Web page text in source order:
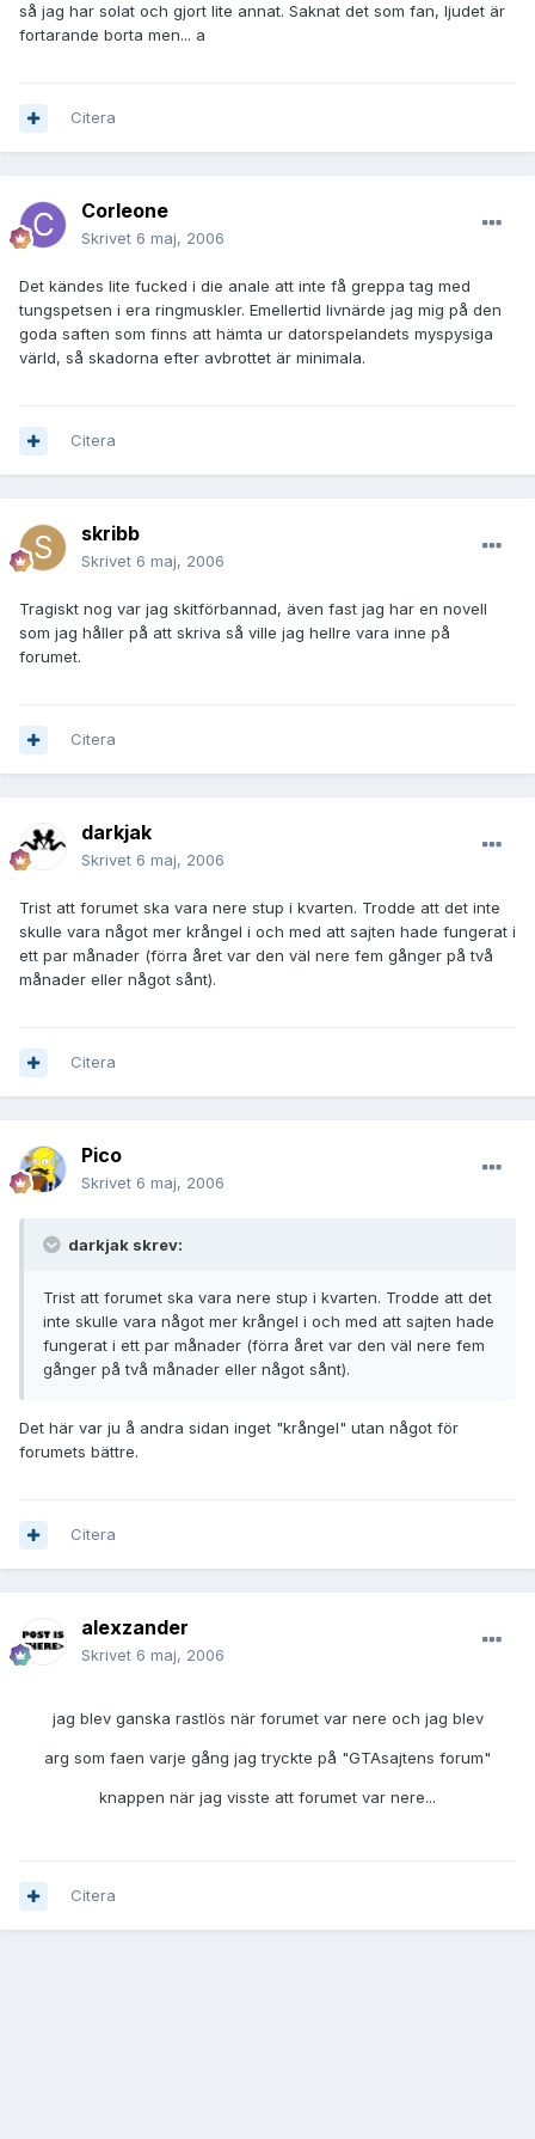
så jag har solat och gjort lite annat. Saknat det som fan, ljudet är
fortarande borta men... a
Citera
Corleone
Skrivet 6 maj, 2006
Det kändes lite fucked i die anale att inte få greppa tag med
tungspetsen i era ringmuskler. Emellertid livnärde jag mig på den
goda saften som finns att hämta ur datorspelandets myspysiga
värld, så skadorna efter avbrottet är minimala.
Citera
skribb
Skrivet 6 maj, 2006
Tragiskt nog var jag skitförbannad, även fast jag har en novell
som jag håller på att skriva så ville jag hellre vara inne på
forumet.
Citera
darkjak
Skrivet 6 maj, 2006
Trist att forumet ska vara nere stup i kvarten. Trodde att det inte
skulle vara något mer krångel i och med att sajten hade fungerat i
ett par månader (förra året var den väl nere fem gånger på två
månader eller något sånt).
Citera
Pico
Skrivet 6 maj, 2006
darkjak skrev:
Trist att forumet ska vara nere stup i kvarten. Trodde att det
inte skulle vara något mer krångel i och med att sajten hade
fungerat i ett par månader (förra året var den väl nere fem
gånger på två månader eller något sånt).
Det här var ju å andra sidan inget "krångel" utan något för
forumets bättre.
Citera
alexzander
Skrivet 6 maj, 2006
jag blev ganska rastlös när forumet var nere och jag blev
arg som faen varje gång jag tryckte på "GTAsajtens forum"
knappen när jag visste att forumet var nere...
Citera